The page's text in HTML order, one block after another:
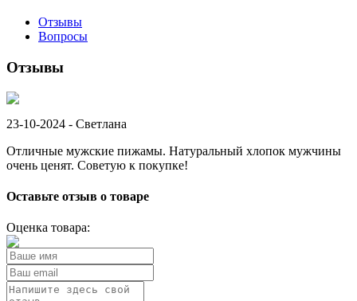
Отзывы
Вопросы
Отзывы
23-10-2024 - Светлана
Отличные мужские пижамы. Натуральный хлопок мужчины
очень ценят. Советую к покупке!
Оставьте отзыв о товаре
Оценка товара: